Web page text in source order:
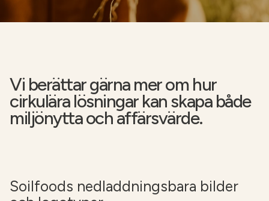
Vi berättar gärna mer om hur
cirkulära lösningar kan skapa både
miljönytta och affärsvärde.
Soilfoods nedladdningsbara bilder